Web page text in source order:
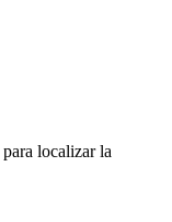
para localizar la